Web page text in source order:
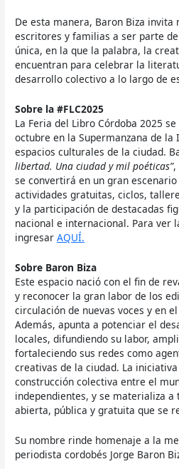
De esta manera, Baron Biza invita
escritores y familias a ser parte
única, en la que la palabra, la
encuentran para celebrar la
desarrollo colectivo a lo largo de
Sobre la #FLC2025
La Feria del Libro Córdoba 2025
octubre en la Supermanzana de
espacios culturales de la ciudad.
libertad. Una ciudad y mil poéticas”,
se convertirá en un gran
actividades gratuitas, ciclos,
y la participación de destacadas
nacional e internacional. Para ver
ingresarAQUÍ.
Sobre Baron Biza
Este espacio nació con el fin de
y reconocer la gran labor de los
circulación de nuevas voces y en
Además, apunta a potenciar el
locales, difundiendo su labor,
fortaleciendo sus redes como
creativas de la ciudad. La
construcción colectiva entre el
independientes, y se materializa a
abierta, pública y gratuita que se
Su nombre rinde homenaje a la
periodista cordobés Jorge Baron